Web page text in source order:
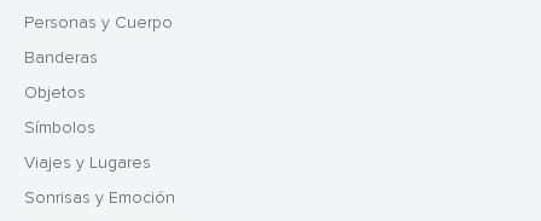
Personas y Cuerpo
Banderas
Objetos
Símbolos
Viajes y Lugares
Sonrisas y Emoción